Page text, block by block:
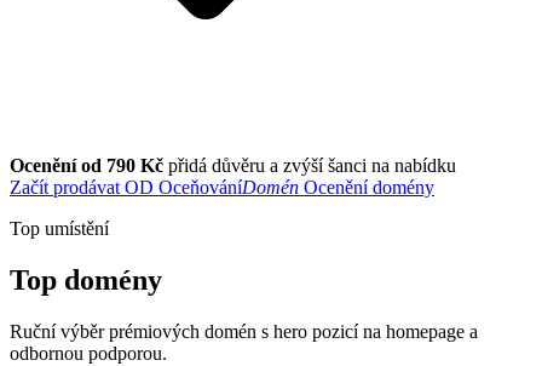
Ocenění od 790 Kč přidá důvěru a zvýší šanci na nabídku
Začít prodávat OD OceňováníDomén Ocenění domény
Top umístění
Top domény
Ruční výběr prémiových domén s hero pozicí na homepage a
odbornou podporou.